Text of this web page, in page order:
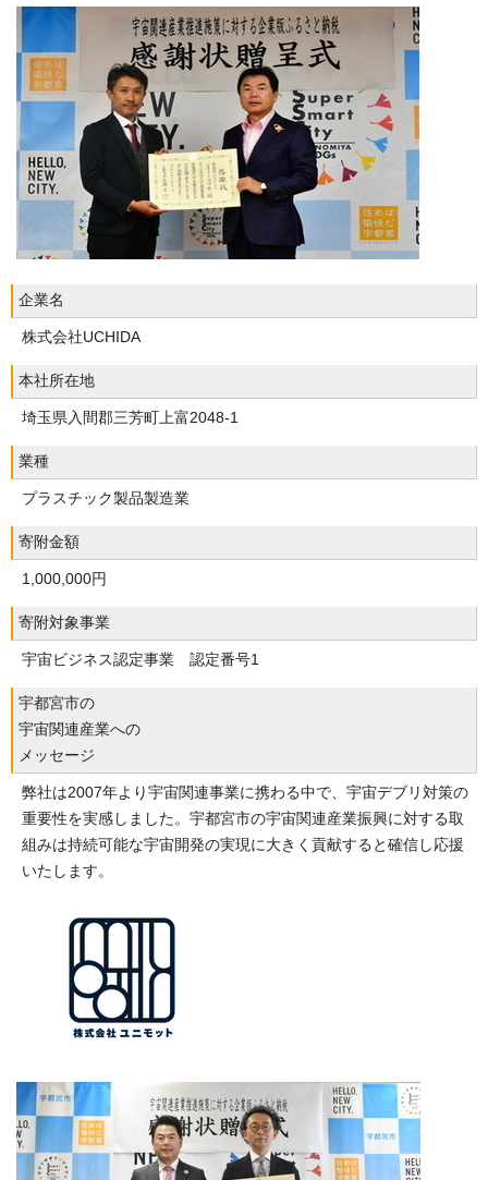
企業名
株式会社UCHIDA
本社所在地
埼玉県入間郡三芳町上富2048-1
業種
プラスチック製品製造業
寄附金額
1,000,000円
寄附対象事業
宇宙ビジネス認定事業 認定番号1
宇都宮市の
宇宙関連産業への
メッセージ
弊社は2007年より宇宙関連事業に携わる中で、宇宙デブリ対策の
重要性を実感しました。宇都宮市の宇宙関連産業振興に対する取
組みは持続可能な宇宙開発の実現に大きく貢献すると確信し応援
いたします。